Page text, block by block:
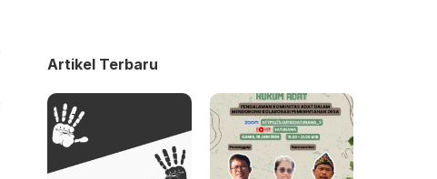
Artikel Terbaru